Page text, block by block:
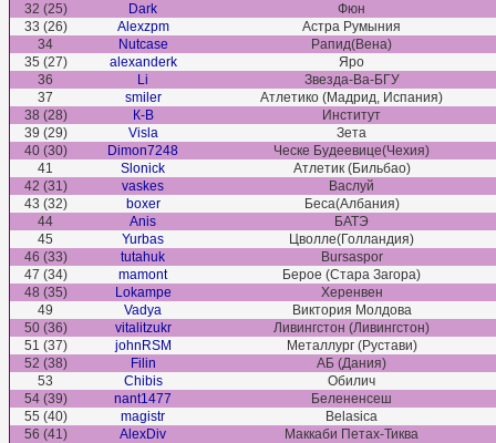
32 (25)
Dark
Фюн
33 (26)
Alexzpm
Астра Румыния
34
Nutcase
Рапид(Вена)
35 (27)
alexanderk
Яро
36
Li
Звезда-Ва-БГУ
37
smiler
Атлетико (Мадрид, Испания)
38 (28)
К-В
Институт
39 (29)
Visla
Зета
40 (30)
Dimon7248
Ческе Будеевице(Чехия)
41
Slonick
Атлетик (Бильбао)
42 (31)
vaskes
Васлуй
43 (32)
boxer
Беса(Албания)
44
Anis
БАТЭ
45
Yurbas
Цволле(Голландия)
46 (33)
tutahuk
Bursaspor
47 (34)
mamont
Берое (Стара Загора)
48 (35)
Lokampe
Херенвен
49
Vadya
Виктория Молдова
50 (36)
vitalitzukr
Ливингстон (Ливингстон)
51 (37)
johnRSM
Металлург (Рустави)
52 (38)
Filin
АБ (Дания)
53
Chibis
Обилич
54 (39)
nant1477
Белененсеш
55 (40)
magistr
Belasica
56 (41)
AlexDiv
Маккаби Петах-Тиква